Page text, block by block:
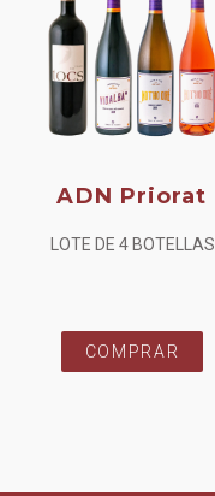
ADN Priorat
LOTE DE 4 BOTELLAS
COMPRAR